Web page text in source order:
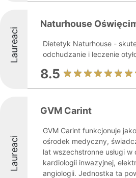
Laureaci
Naturhouse
Dietetyk Naturhouse -
odchudzanie i leczenie
8.5
Laureaci
GVM Carint
GVM Carint funkcjonuje
ośrodek medyczny,
lat wszechstronne usługi w
kardiologii inwazyjnej,
angiologii. Jednostka ta